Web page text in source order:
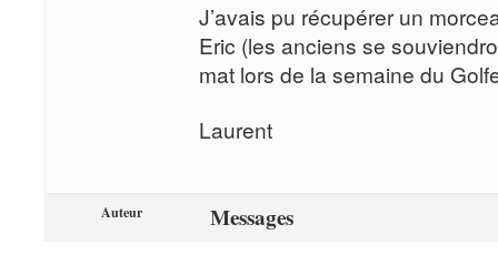
J’avais pu récupérer un
Eric (les anciens se
mat lors de la semaine du
Laurent
Auteur Messages